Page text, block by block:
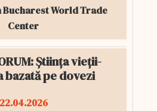
Bucharest World Trade
Center
Știința vieții-
bazată pe dovezi
22.04.2026